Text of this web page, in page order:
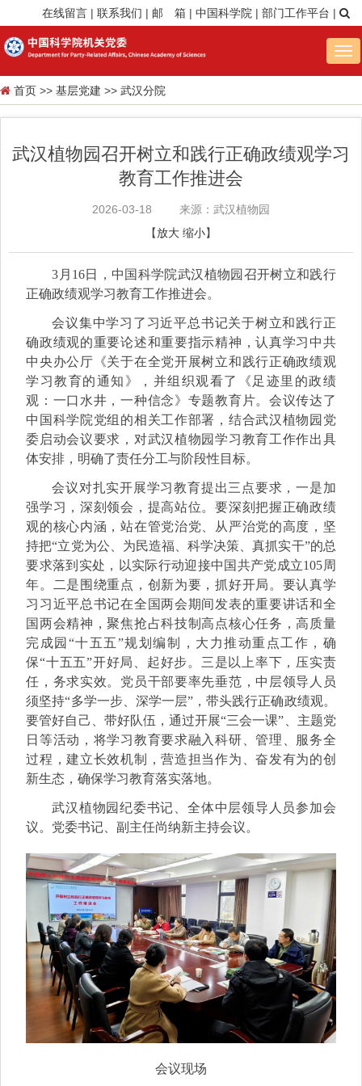
在线留言 | 联系我们 | 邮 箱 | 中国科学院 | 部门工作平台 |
首页 >> 基层党建 >> 武汉分院
武汉植物园召开树立和践行正确政绩观学习
教育工作推进会
2026-03-18
来源：武汉植物园
【放大 缩小】
3月16日，中国科学院武汉植物园召开树立和践行
正确政绩观学习教育工作推进会。
会议集中学习了习近平总书记关于树立和践行正
确政绩观的重要论述和重要指示精神，认真学习中共
中央办公厅《关于在全党开展树立和践行正确政绩观
学习教育的通知》，并组织观看了《足迹里的政绩
观：一口水井，一种信念》专题教育片。会议传达了
中国科学院党组的相关工作部署，结合武汉植物园党
委启动会议要求，对武汉植物园学习教育工作作出具
体安排，明确了责任分工与阶段性目标。
会议对扎实开展学习教育提出三点要求，一是加
强学习，深刻领会，提高站位。要深刻把握正确政绩
观的核心内涵，站在管党治党、从严治党的高度，坚
持把“立党为公、为民造福、科学决策、真抓实干”的总
要求落到实处，以实际行动迎接中国共产党成立105周
年。二是围绕重点，创新为要，抓好开局。要认真学
习习近平总书记在全国两会期间发表的重要讲话和全
国两会精神，聚焦抢占科技制高点核心任务，高质量
完成园“十五五”规划编制，大力推动重点工作，确
保“十五五”开好局、起好步。三是以上率下，压实责
任，务求实效。党员干部要率先垂范，中层领导人员
须坚持“多学一步、深学一层”，带头践行正确政绩观。
要管好自己、带好队伍，通过开展“三会一课”、主题党
日等活动，将学习教育要求融入科研、管理、服务全
过程，建立长效机制，营造担当作为、奋发有为的创
新生态，确保学习教育落实落地。
武汉植物园纪委书记、全体中层领导人员参加会
议。 党委书记、副主任尚纳新主持会议。
会议现场